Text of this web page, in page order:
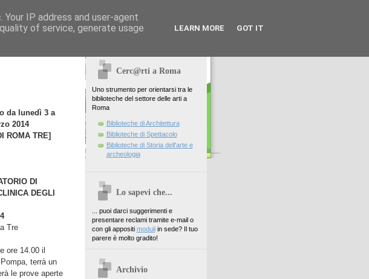
da lunedì 3 a
2014
ROMA TRE]
DI
DEGLI
Tre
ore 14.00 il
terrà un
le prove aperte
Cerc@rti a Roma
Uno strumento per orientarsi tra le
biblioteche del settore delle arti a
Roma
Biblioteche di Architettura
Biblioteche di Spettacolo
Biblioteche di Storia dell'arte e
archeologia
Lo sapevi che...
... puoi darci suggerimenti e
presentare reclami tramite e-mail o
con gli appositi moduliin sede? Il tuo
parere è molto gradito!
Archivio
IP address and user-agent
of service, generate usage
LEARN MORE GOT IT